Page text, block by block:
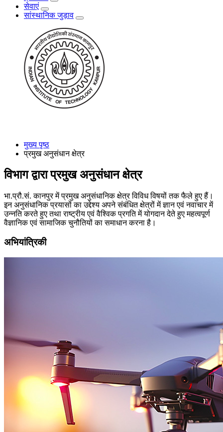
सेवाएं
सांस्थानिक जुड़ाव
मुख्य पृष्ठ
प्रमुख अनुसंधान क्षेत्र
विभाग द्वारा प्रमुख अनुसंधान क्षेत्र
भा.प्रौ.सं. कानपुर में प्रमुख अनुसंधानिक क्षेत्र विविध विषयों तक फैले हुए हैं।
इन अनुसंधानिक प्रयासों का उद्देश्य अपने संबंधित क्षेत्रों में ज्ञान एवं नवाचार में
उन्नति करते हुए तथा राष्ट्रीय एवं वैश्विक प्रगति में योगदान देते हुए महत्वपूर्ण
वैज्ञानिक एवं सामाजिक चुनौतियों का समाधान करना है।
अभियांत्रिकी